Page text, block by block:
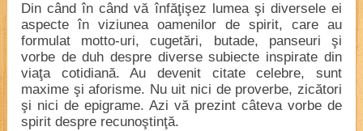
Din când în când vă înfăţişez lumea şi diversele ei
aspecte în viziunea oamenilor de spirit, care au
formulat motto-uri, cugetări, butade, panseuri şi
vorbe de duh despre diverse subiecte inspirate din
viaţa cotidiană. Au devenit citate celebre, sunt
maxime şi aforisme. Nu uit nici de proverbe, zicători
şi nici de epigrame. Azi vă prezint câteva vorbe de
spirit despre recunoştinţă.